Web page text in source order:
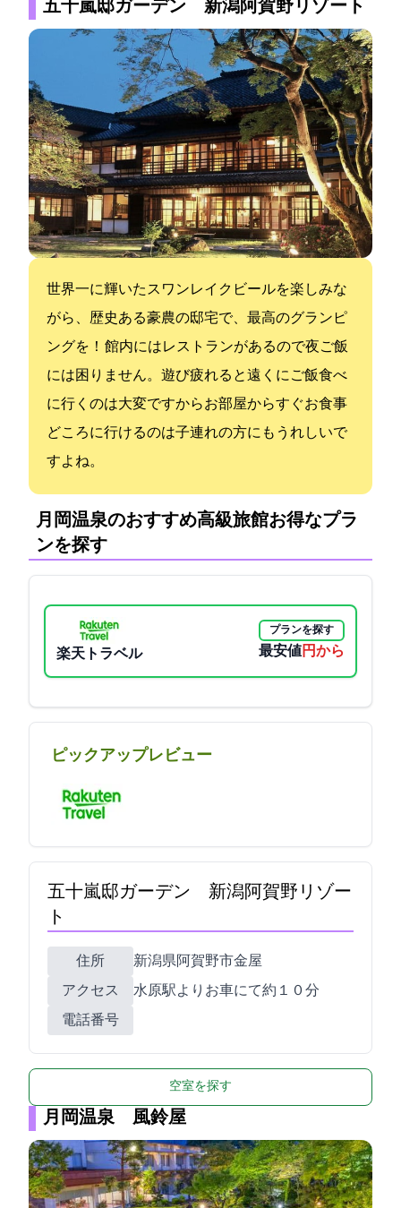
五十嵐邸ガーデン 新潟阿賀野リゾート
世界一に輝いたスワンレイクビールを楽しみな
がら、歴史ある豪農の邸宅で、最高のグランピ
ングを！ 館内にはレストランがあるので夜ご飯
には困りません。遊び疲れると遠くにご飯食べ
に行くのは大変ですからお部屋からすぐお食事
どころに行けるのは子連れの方にもうれしいで
すよね。
月岡温泉のおすすめ高級旅館:お得なプラ
ンを探す
楽天トラベル
プランを探す
最安値8800円から
ピックアップレビュー
五十嵐邸ガーデン 新潟阿賀野リゾー
ト
住所
新潟県阿賀野市金屋340-5
アクセス
水原駅よりお車にて約１０分
電話番号
空室を探す
月岡温泉 風鈴屋